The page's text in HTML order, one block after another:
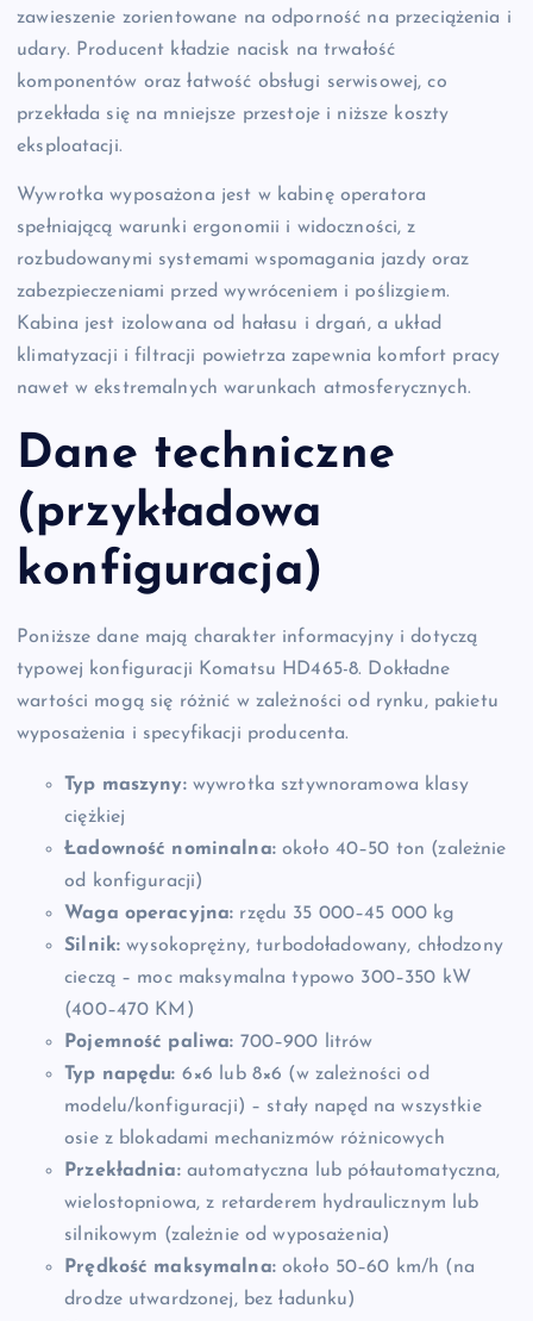
zawieszenie zorientowane na odporność na przeciążenia i
udary. Producent kładzie nacisk na trwałość
komponentów oraz łatwość obsługi serwisowej, co
przekłada się na mniejsze przestoje i niższe koszty
eksploatacji.
Wywrotka wyposażona jest w kabinę operatora
spełniającą warunki ergonomii i widoczności, z
rozbudowanymi systemami wspomagania jazdy oraz
zabezpieczeniami przed wywróceniem i poślizgiem.
Kabina jest izolowana od hałasu i drgań, a układ
klimatyzacji i filtracji powietrza zapewnia komfort pracy
nawet w ekstremalnych warunkach atmosferycznych.
Dane techniczne
(przykładowa
konfiguracja)
Poniższe dane mają charakter informacyjny i dotyczą
typowej konfiguracji Komatsu HD465-8. Dokładne
wartości mogą się różnić w zależności od rynku, pakietu
wyposażenia i specyfikacji producenta.
Typ maszyny:wywrotka sztywnoramowa klasy
ciężkiej
Ładowność nominalna:około 40–50 ton (zależnie
od konfiguracji)
Waga operacyjna: rzędu 35 000–45 000 kg
Silnik: wysokoprężny, turbodoładowany, chłodzony
cieczą – moc maksymalna typowo 300–350 kW
(400–470 KM)
Pojemność paliwa: 700–900 litrów
Typ napędu: 6×6 lub 8×6 (w zależności od
modelu/konfiguracji) – stały napęd na wszystkie
osie z blokadami mechanizmów różnicowych
Przekładnia:automatyczna lub półautomatyczna,
wielostopniowa, z retarderem hydraulicznym lub
silnikowym (zależnie od wyposażenia)
Prędkość maksymalna:około 50–60 km/h (na
drodze utwardzonej, bez ładunku)